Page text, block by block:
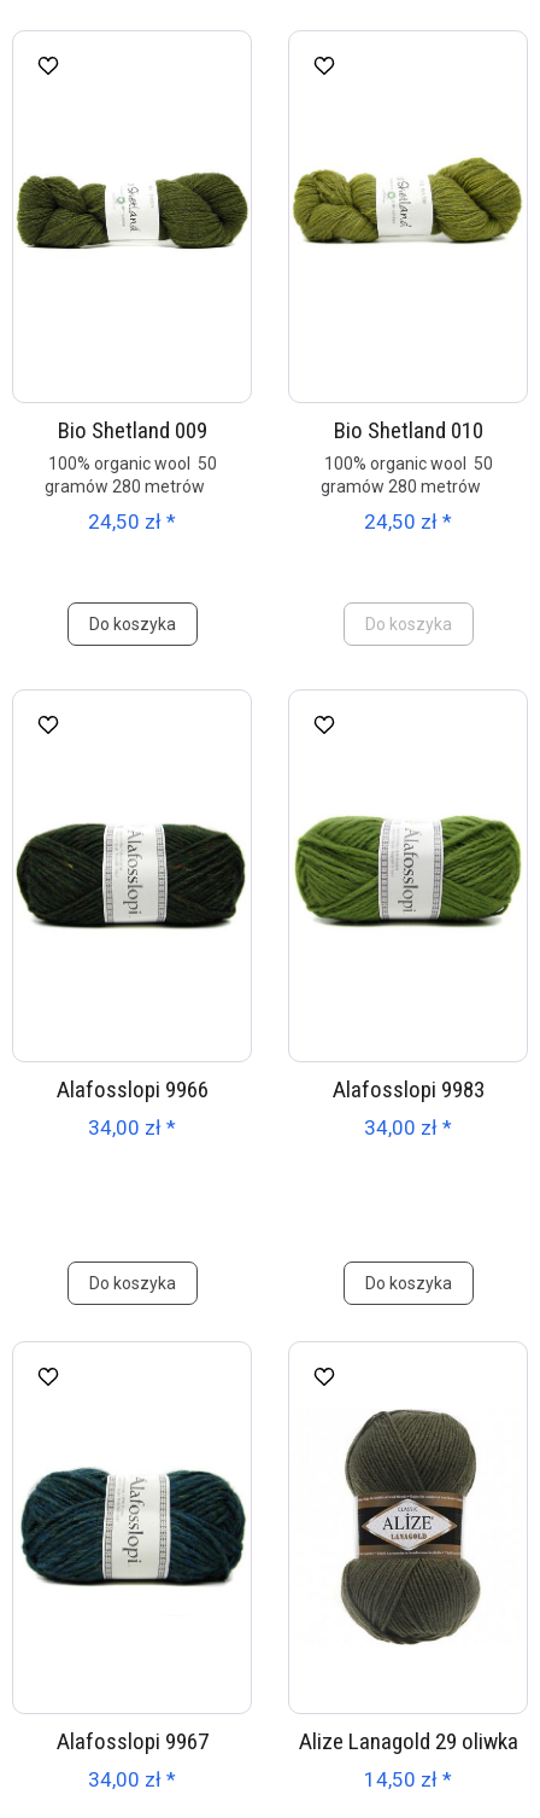
Bio Shetland 009
100% organic wool 50
gramów 280 metrów
24,50 zł *
Do koszyka
Bio Shetland 010
100% organic wool 50
gramów 280 metrów
24,50 zł *
Do koszyka
Alafosslopi 9966
34,00 zł *
Do koszyka
Alafosslopi 9983
34,00 zł *
Do koszyka
Alafosslopi 9967
34,00 zł *
Alize Lanagold 29 oliwka
14,50 zł *